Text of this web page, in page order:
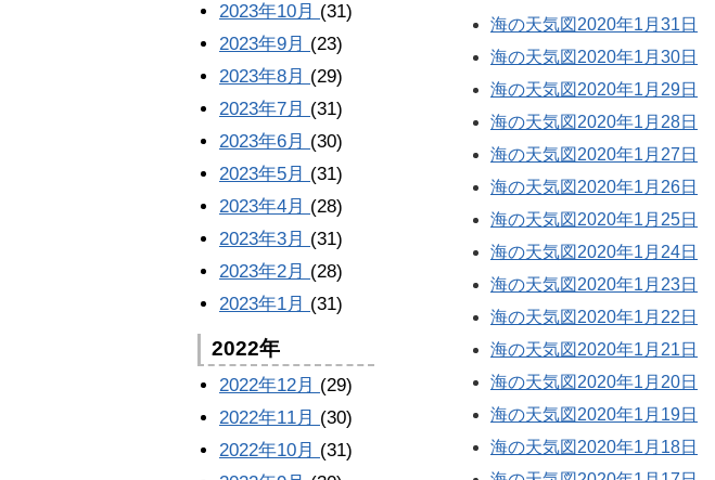
海の天気図2020年1月31日
海の天気図2020年1月30日
海の天気図2020年1月29日
海の天気図2020年1月28日
海の天気図2020年1月27日
海の天気図2020年1月26日
海の天気図2020年1月25日
海の天気図2020年1月24日
海の天気図2020年1月23日
海の天気図2020年1月22日
海の天気図2020年1月21日
海の天気図2020年1月20日
海の天気図2020年1月19日
海の天気図2020年1月18日
2023年10月 (31)
2023年9月 (23)
2023年8月 (29)
2023年7月 (31)
2023年6月 (30)
2023年5月 (31)
2023年4月 (28)
2023年3月 (31)
2023年2月 (28)
2023年1月 (31)
2022年
2022年12月 (29)
2022年11月 (30)
2022年10月 (31)